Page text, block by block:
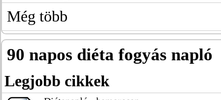
Még több
90 napos diéta fogyás napló
Legjobb cikkek